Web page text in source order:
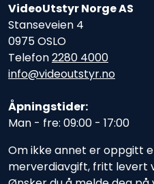
VideoUtstyr Norge AS
Stanseveien 4
0975 OSLO
Telefon2280 4000
info@videoutstyr.no
Åpningstider:
Man - fre: 09:00 - 17:00
Om ikke annet er oppgitt
merverdiavgift, fritt levert